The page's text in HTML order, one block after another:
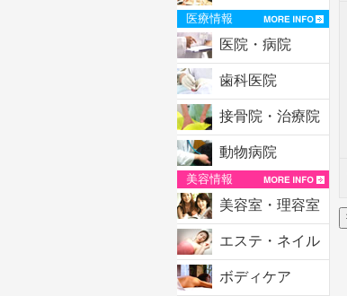
医療情報
医院・病院
歯科医院
接骨院・治療院
動物病院
美容情報
美容室・理容室
エステ・ネイル
ボディケア